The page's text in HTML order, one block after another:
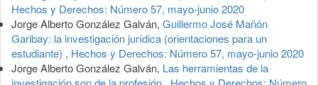
Hechos y Derechos: Número 57, mayo-junio 2020
Jorge Alberto González Galván, Guillermo José Mañón
Garibay: la investigación jurídica (orientaciones para un
estudiante) , Hechos y Derechos: Número 57, mayo-junio 2020
Jorge Alberto González Galván, Las herramientas de la